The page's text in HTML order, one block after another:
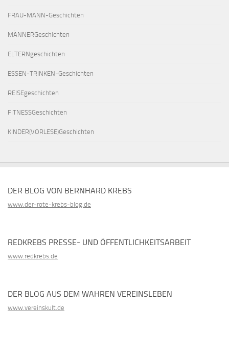
FRAU-MANN-Geschichten
MÄNNERGeschichten
ELTERNgeschichten
ESSEN-TRINKEN-Geschichten
REISEgeschichten
FITNESSGeschichten
KINDER(VORLESE)Geschichten
DER BLOG VON BERNHARD KREBS
www.der-rote-krebs-blog.de
REDKREBS PRESSE- UND ÖFFENTLICHKEITSARBEIT
www.redkrebs.de
DER BLOG AUS DEM WAHREN VEREINSLEBEN
www.vereinskult.de